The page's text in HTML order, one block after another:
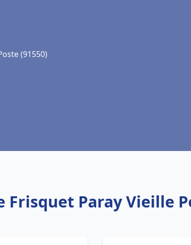
(91550)
Paray Vieille